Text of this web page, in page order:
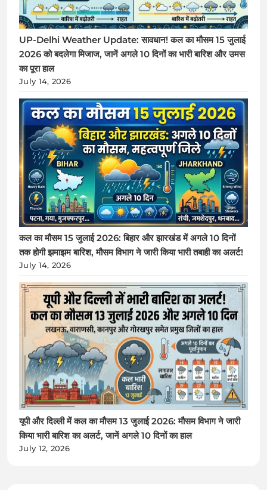
UP-Delhi Weather Update: सावधान! कल का मौसम 15 जुलाई
2026 को बदलेगा मिजाज, जानें अगले 10 दिनों का भारी बारिश और उमस
का पूरा हाल
July 14, 2026
कल का मौसम 15 जुलाई 2026: बिहार और झारखंड में अगले 10 दिनों
तक होगी झमाझम बारिश, मौसम विभाग ने जारी किया भारी तबाही का अलर्ट!
July 14, 2026
यूपी और दिल्ली में कल का मौसम 13 जुलाई 2026: मौसम विभाग ने जारी
किया भारी बारिश का अलर्ट, जानें अगले 10 दिनों का हाल
July 12, 2026